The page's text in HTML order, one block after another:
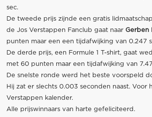
sec.
De tweede prijs zijnde een gratis
de Jos Verstappen Fanclub gaat naar Gerben
punten maar een een tijdafwijking van 0.247
De derde prijs, een Formule 1 T-shirt, gaat
met 60 punten maar een tijdafwijking van
De snelste ronde werd het beste voorspeld
Hij zat er slechts 0.003 seconden naast. Voor
Verstappen kalender.
Alle prijswinnaars van harte gefeliciteerd.